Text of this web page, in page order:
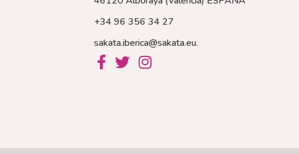
+34 96 356 34 27
sakata.iberica@sakata.eu.